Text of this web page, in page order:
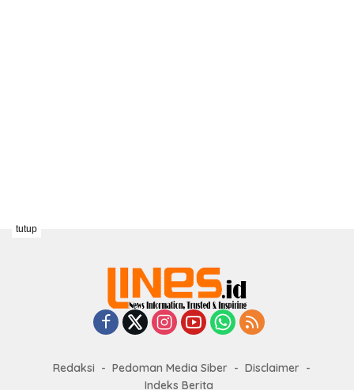
Redaksi Pedoman Media Siber
Disclaimer
Indeks Berita
tutup